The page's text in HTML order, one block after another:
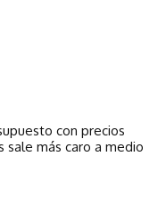
con precios
sale más caro a medio